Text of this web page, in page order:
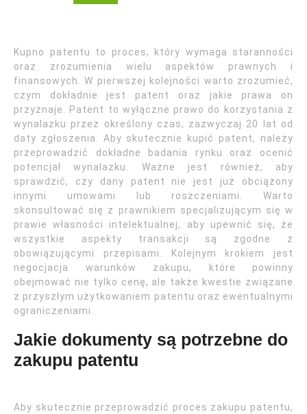
Kupno patentu to proces, który wymaga staranności
oraz zrozumienia wielu aspektów prawnych i
finansowych. W pierwszej kolejności warto zrozumieć,
czym dokładnie jest patent oraz jakie prawa on
przyznaje. Patent to wyłączne prawo do korzystania z
wynalazku przez określony czas, zazwyczaj 20 lat od
daty zgłoszenia. Aby skutecznie kupić patent, należy
przeprowadzić dokładne badania rynku oraz ocenić
potencjał wynalazku. Ważne jest również, aby
sprawdzić, czy dany patent nie jest już obciążony
innymi umowami lub roszczeniami. Warto
skonsultować się z prawnikiem specjalizującym się w
prawie własności intelektualnej, aby upewnić się, że
wszystkie aspekty transakcji są zgodne z
obowiązującymi przepisami. Kolejnym krokiem jest
negocjacja warunków zakupu, które powinny
obejmować nie tylko cenę, ale także kwestie związane
z przyszłym użytkowaniem patentu oraz ewentualnymi
ograniczeniami.
Jakie dokumenty są potrzebne do
zakupu patentu
Aby skutecznie przeprowadzić proces zakupu patentu,